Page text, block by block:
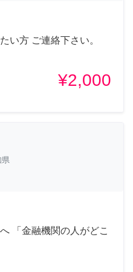
い方 ご連絡下さい。
¥2,000
県
「金融機関の人がどこ